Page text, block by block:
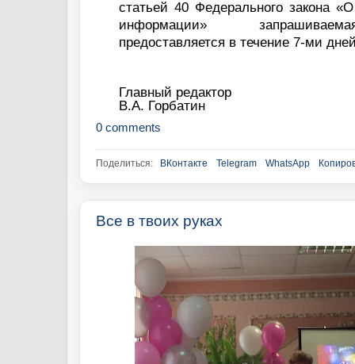
статьей 40 Федерального закона
информации»
предоставляется в течение 7-ми
Главный редактор
В.А. Горбатин
0 comments
Поделиться: ВКонтакте Telegram WhatsApp
Все в твоих руках